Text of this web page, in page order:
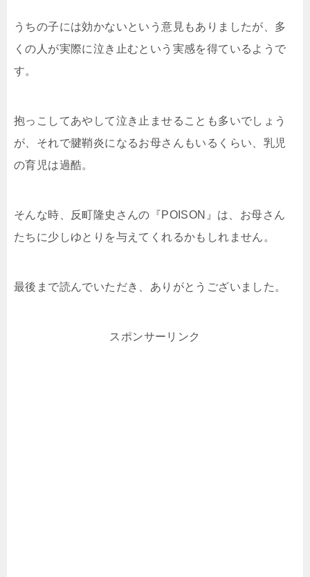
うちの子には効かないという意見もありましたが、多
くの人が実際に泣き止むという実感を得ているようで
す。
抱っこしてあやして泣き止ませることも多いでしょう
が、それで腱鞘炎になるお母さんもいるくらい、乳児
の育児は過酷。
そんな時、反町隆史さんの『POISON』は、お母さん
たちに少しゆとりを与えてくれるかもしれません。
最後まで読んでいただき、ありがとうございました。
スポンサーリンク